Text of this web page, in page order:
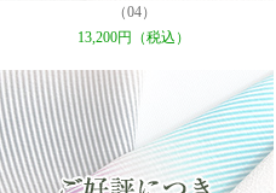
（04）
13,200円（税込）